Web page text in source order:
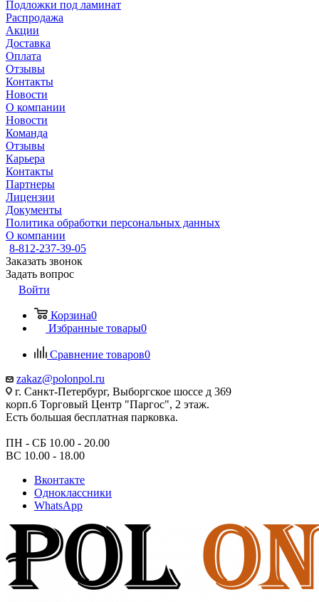
Подложки под ламинат
Распродажа
Акции
Доставка
Оплата
Отзывы
Контакты
Новости
О компании
Новости
Команда
Отзывы
Карьера
Контакты
Партнеры
Лицензии
Документы
Политика обработки персональных данных
О компании
8-812-237-39-05
Заказать звонок
Задать вопрос
Войти
Корзина0
Избранные товары0
Сравнение товаров0
zakaz@polonpol.ru
г. Санкт-Петербург, Выборгское шоссе д 369
корп.6 Торговый Центр "Паргос", 2 этаж.
Есть большая бесплатная парковка.
ПН - СБ 10.00 - 20.00
ВС 10.00 - 18.00
Вконтакте
Одноклассники
WhatsApp